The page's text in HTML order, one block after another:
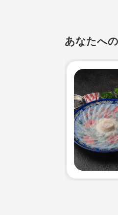
あなたへ